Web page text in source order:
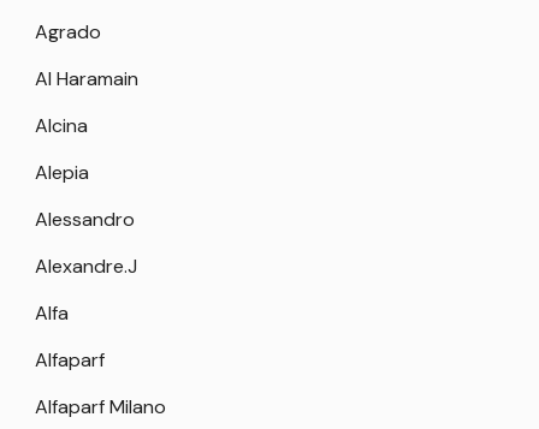
Agrado
Al Haramain
Alcina
Alepia
Alessandro
Alexandre.J
Alfa
Alfaparf
Alfaparf Milano